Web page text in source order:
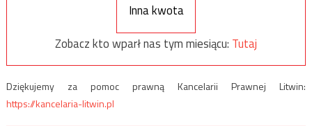
Inna kwota
Zobacz kto wparł nas tym miesiącu: Tutaj
Dziękujemy za pomoc prawną Kancelarii Prawnej Litwin:
https://kancelaria-litwin.pl